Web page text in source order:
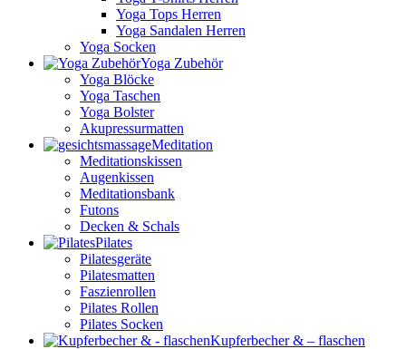
Yoga Tops Herren
Yoga Sandalen Herren
Yoga Socken
Yoga Zubehör
Yoga Blöcke
Yoga Taschen
Yoga Bolster
Akupressurmatten
Meditation
Meditationskissen
Augenkissen
Meditationsbank
Futons
Decken & Schals
Pilates
Pilatesgeräte
Pilatesmatten
Faszienrollen
Pilates Rollen
Pilates Socken
Kupferbecher & – flaschen